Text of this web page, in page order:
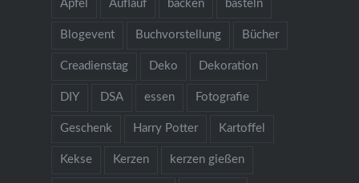
Apfel Auflauf backen basteln
Blogevent Buchvorstellung Bücher
Creadienstag Deko Dekoration
DIY DSA essen Fotografie
Geschenk Harry Potter Kartoffel
Kekse Kerzen kerzen gießen